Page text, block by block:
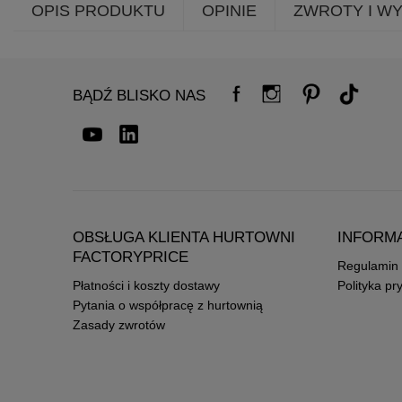
OPIS PRODUKTU OPINIE ZWROTY I
BĄDŹ BLISKO NAS
OBSŁUGA KLIENTA HURTOWNI
FACTORYPRICE
Płatności i koszty dostawy
Pytania o współpracę z hurtownią
Zasady zwrotów
Regulamin
Polityka